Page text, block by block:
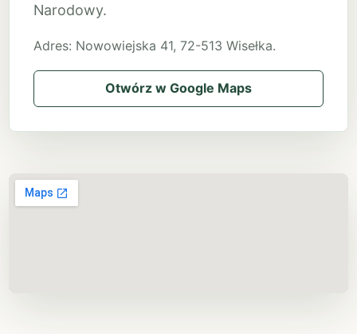
Narodowy.
Adres: Nowowiejska 41, 72-513 Wisełka.
Otwórz w Google Maps